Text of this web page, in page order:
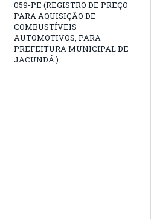
059-PE (REGISTRO DE PREÇO
PARA AQUISIÇÃO DE
COMBUSTÍVEIS
AUTOMOTIVOS, PARA
PREFEITURA MUNICIPAL DE
JACUNDÁ.)